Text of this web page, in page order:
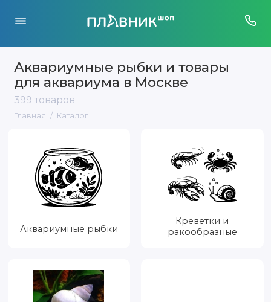
Аквариумные рыбки и товары
для аквариума в Москве
399 товаров
Главная Каталог
Аквариумные рыбки
Креветки и
ракообразные